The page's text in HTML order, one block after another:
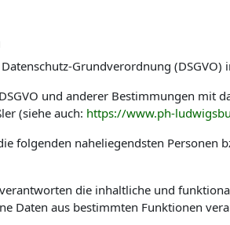
Grundverordnung
und anderer Bestimmungen mit
(siehe auch: https://www.ph-
folgenden naheliegendsten Personen
die inhaltliche und
Daten aus bestimmten Funktionen